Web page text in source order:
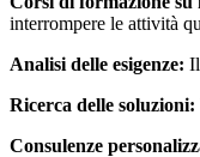
interrompere le attività
Analisi delle esigenze:
Ricerca delle soluzioni:
Consulenze